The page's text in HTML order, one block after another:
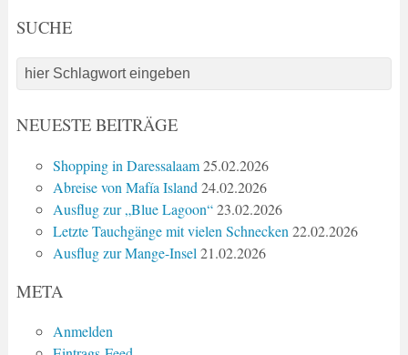
SUCHE
NEUESTE BEITRÄGE
Shopping in Daressalaam 25.02.2026
Abreise von Mafía Island 24.02.2026
Ausflug zur „Blue Lagoon“ 23.02.2026
Letzte Tauchgänge mit vielen Schnecken 22.02.2026
Ausflug zur Mange-Insel 21.02.2026
META
Anmelden